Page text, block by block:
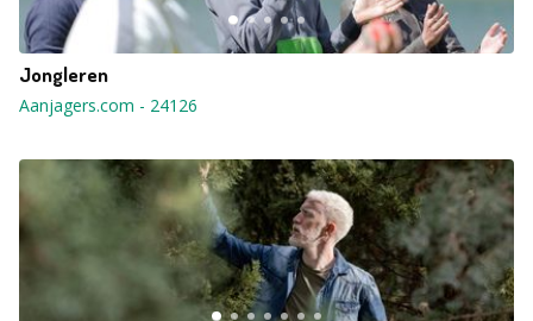
Jongleren
Aanjagers.com - 24126